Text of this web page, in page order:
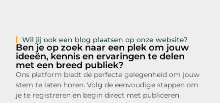
Wil jij ook een blog plaatsen op onze website?
Ben je op zoek naar een plek om jouw
ideeën, kennis en ervaringen te delen
met een breed publiek?
Ons platform biedt de perfecte gelegenheid om jouw
stem te laten horen. Volg de eenvoudige stappen om
je te registreren en begin direct met publiceren.